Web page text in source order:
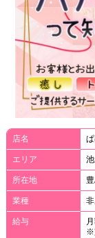
店名
エリア
所在地
業種
給与
※